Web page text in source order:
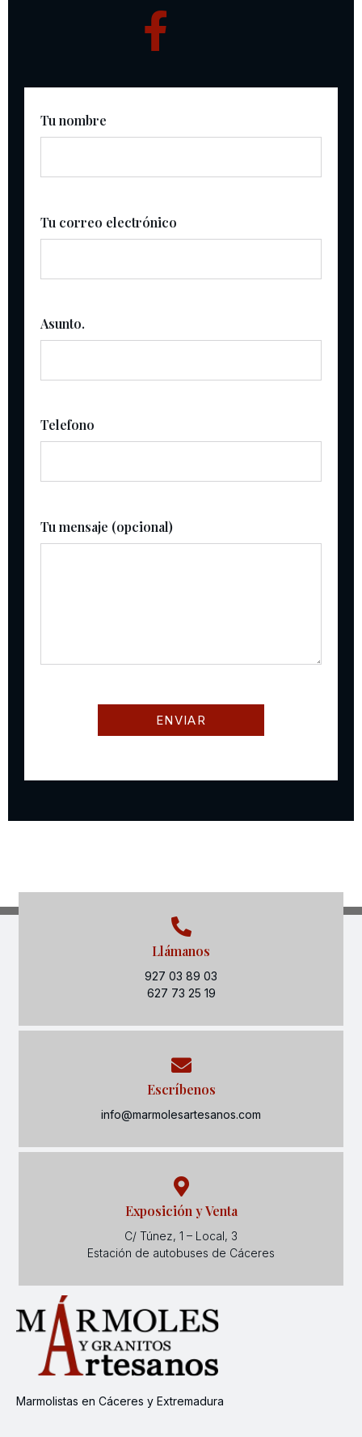
Tu nombre
Tu correo electrónico
Asunto.
Telefono
Tu mensaje (opcional)
Llámanos
927 03 89 03
627 73 25 19
Escríbenos
info@marmolesartesanos.com
Exposición y Venta
C/ Túnez, 1 – Local, 3
Estación de autobuses de Cáceres
Marmolistas en Cáceres y Extremadura